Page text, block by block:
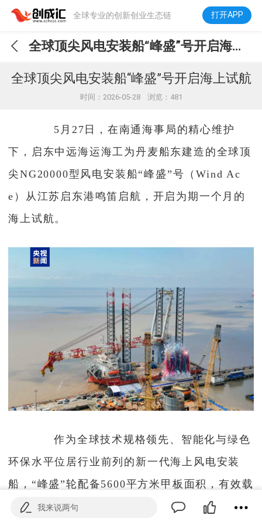
全球专业的创新创业生态链 打开APP
全球顶尖风电安装船“峰盛”号开启海上试航
全球顶尖风电安装船“峰盛”号开启海上试航
时间：2026-05-28 浏览：481
5月27日，在南通海事局的精心维护
下，启东中远海运海工为丹麦船东建造的全球顶
尖NG20000型风电安装船“峰盛”号（Wind Ac
e）从江苏启东港鸣笛启航，开启为期一个月的
海上试航。
作为全球技术规格领先、智能化与绿色
环保水平位居行业前列的新一代海上风电安装
船，“峰盛”轮配备5600平方米甲板面积，有效载
荷达18000吨，主吊起重能力为3350吨，并搭载
我来说两句